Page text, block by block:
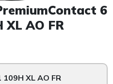
6
XL AO FR
XL AO FR